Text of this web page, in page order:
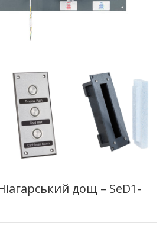
збільшити
дощ – SeD1-